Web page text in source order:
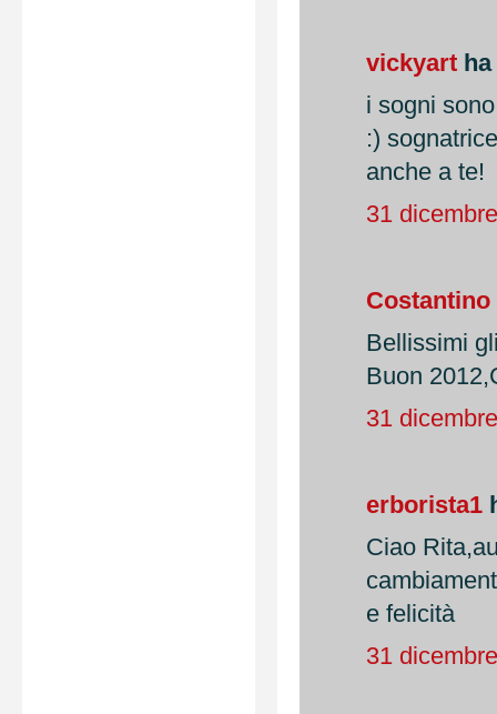
vickyart
i sogni
:)
anche a te!
31
Costantino
Bellissimi
Buon
31
erborista1
Ciao
e felicità
31